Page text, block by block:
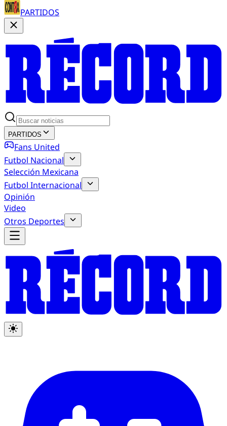
PARTIDOS
PARTIDOS
Fans United
Futbol Nacional
Selección Mexicana
Futbol Internacional
Opinión
Video
Otros Deportes